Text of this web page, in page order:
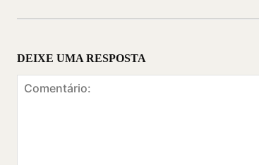
DEIXE UMA RESPOSTA